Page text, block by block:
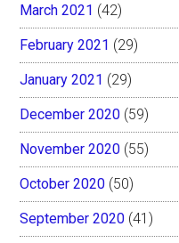
March 2021 (42)
February 2021 (29)
January 2021 (29)
December 2020 (59)
November 2020 (55)
October 2020 (50)
September 2020 (41)